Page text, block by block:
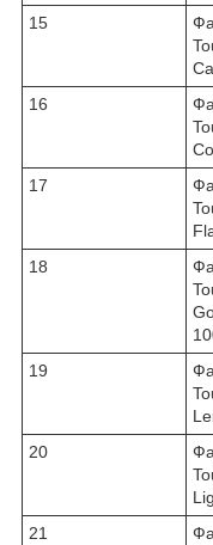
15
16
17
18
19
20
21